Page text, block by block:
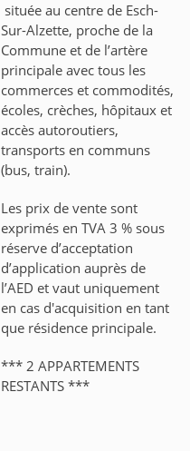
située au centre de Esch-
Sur-Alzette, proche de la
Commune et de l’artère
principale avec tous les
commerces et commodités,
écoles, crèches, hôpitaux et
accès autoroutiers,
transports en communs
(bus, train).
Les prix de vente sont
exprimés en TVA 3 % sous
réserve d’acceptation
d’application auprès de
l’AED et vaut uniquement
en cas d'acquisition en tant
que résidence principale.
*** 2 APPARTEMENTS
RESTANTS ***